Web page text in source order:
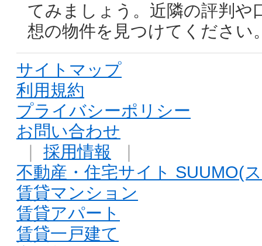
てみましょう。近隣の評判や
想の物件を見つけてください
サイトマップ
利用規約
プライバシーポリシー
お問い合わせ
｜ 採用情報 ｜
不動産・住宅サイト SUUMO(
賃貸マンション
賃貸アパート
賃貸一戸建て